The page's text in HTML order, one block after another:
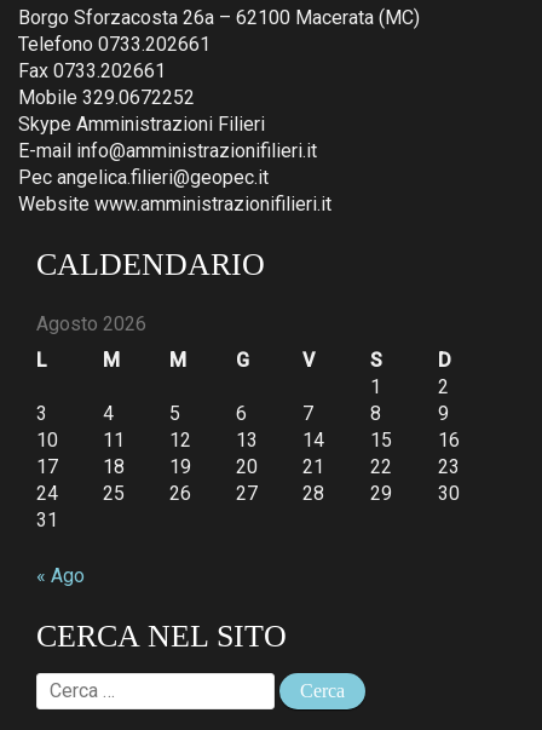
Borgo Sforzacosta 26a – 62100 Macerata (MC)
Telefono 0733.202661
Fax 0733.202661
Mobile 329.0672252
Skype Amministrazioni Filieri
E-mail info@amministrazionifilieri.it
Pec angelica.filieri@geopec.it
Website www.amministrazionifilieri.it
CALDENDARIO
Agosto 2026
L
M M G V S
D
1
2
3
4 5 6 7 8
9
10
11 12 13 14 15
16
17
18 19 20 21 22
23
24
25 26 27 28 29
30
31
« Ago
CERCA NEL SITO
Ricerca
per: